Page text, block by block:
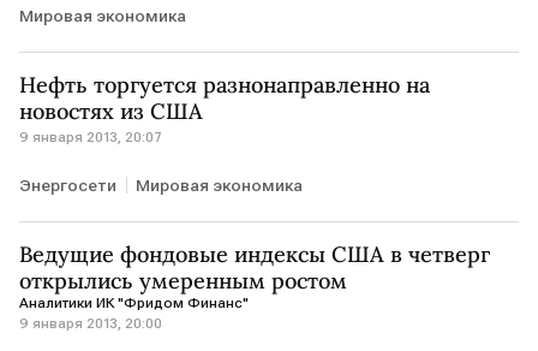
Мировая экономика
Нефть торгуется разнонаправленно на
новостях из США
9 января 2013, 20:07
Энергосети Мировая экономика
Ведущие фондовые индексы США в четверг
открылись умеренным ростом
Аналитики ИК "Фридом Финанс"
9 января 2013, 20:00